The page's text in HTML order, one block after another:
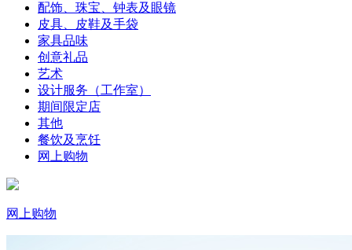
配饰、珠宝、钟表及眼镜
皮具、皮鞋及手袋
家具品味
创意礼品
艺术
设计服务（工作室）
期间限定店
其他
餐饮及烹饪
网上购物
网上购物